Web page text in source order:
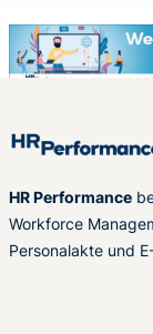
HR Performance
Workforce
Personalakte und